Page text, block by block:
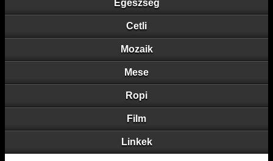
Egészség
Cetli
Mozaik
Mese
Ropi
Film
Linkek